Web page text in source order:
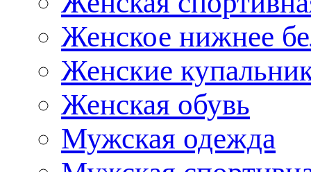
Женское нижнее
Женские
Женская обувь
Мужская одежда